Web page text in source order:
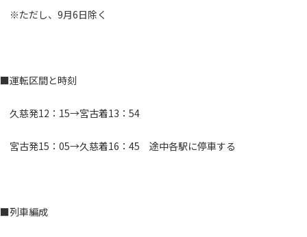
※ただし、9月6日除く
■運転区間と時刻
久慈発12：15→宮古着13：54
宮古発15：05→久慈着16：45 途中各駅に停車する
■列車編成